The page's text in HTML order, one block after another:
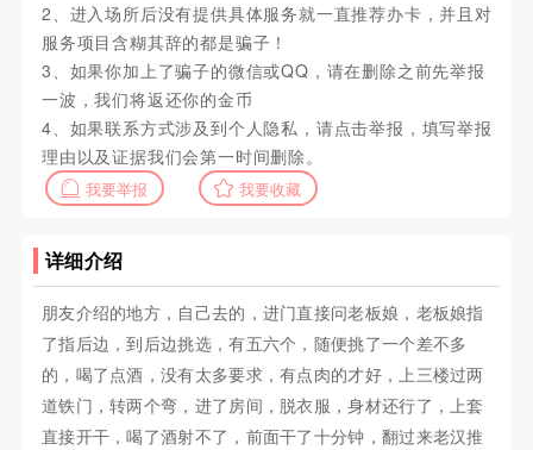
2、进入场所后没有提供具体服务就一直推荐办卡，并且对
服务项目含糊其辞的都是骗子！
3、如果你加上了骗子的微信或QQ，请在删除之前先举报
一波，我们将返还你的金币
4、如果联系方式涉及到个人隐私，请点击举报，填写举报
理由以及证据我们会第一时间删除。
我要举报 我要收藏
详细介绍
朋友介绍的地方，自己去的，进门直接问老板娘，老板娘指
了指后边，到后边挑选，有五六个，随便挑了一个差不多
的，喝了点酒，没有太多要求，有点肉的才好，上三楼过两
道铁门，转两个弯，进了房间，脱衣服，身材还行了，上套
直接开干，喝了酒射不了，前面干了十分钟，翻过来老汉推